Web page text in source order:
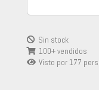
Sin stock
100+ vendidos
Visto por 177